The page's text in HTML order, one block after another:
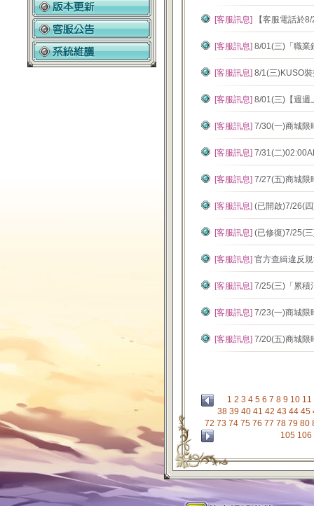
[客服訊息] 【客服電話於
[客服訊息] 8/01(三)「職業
[客服訊息] 8/1(三)KUSO
[客服訊息] 8/01(三)【週週
[客服訊息] 7/30(一)商城限
[客服訊息] 7/31(二
[客服訊息] 7/27(五)商城限
[客服訊息] (已開啟)7/26(
[客服訊息] (已修復)7/25(
[客服訊息] 官方查緝違反
[客服訊息] 7/25(三)「累積
[客服訊息] 7/23(一)商城限
[客服訊息] 7/20(五)商城限
1 2 3 4 5 6 7 8 9 10 11
38 39 40 41 42 43 44 45
72 73 74 75 76 77 78 79 80
105 106